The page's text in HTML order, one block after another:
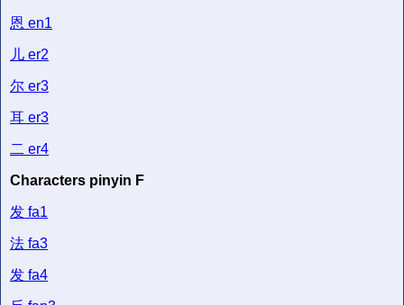
恩 en1
儿 er2
尔 er3
耳 er3
二 er4
Characters pinyin F
发 fa1
法 fa3
发 fa4